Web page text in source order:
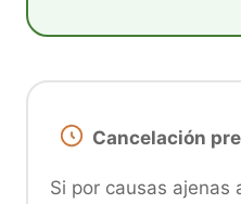
Cancelación
Si por causas ajenas